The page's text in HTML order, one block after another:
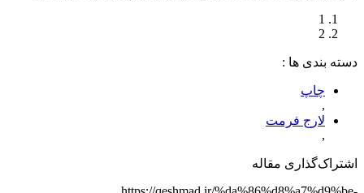
1
2
دسته‌ بندی‌ ها :
چاپ
,
لارج فرمت
,
اشتراک‌گذاری مقاله